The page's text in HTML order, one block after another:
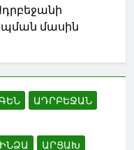
մասին
ԱԴՐԲԵՋԱՆ
ԱՐՑԱԽ